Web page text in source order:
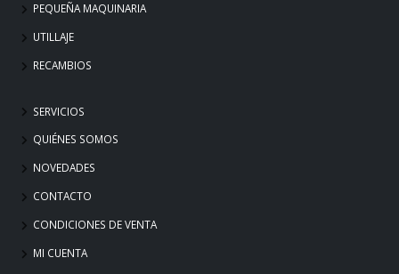
PEQUEÑA MAQUINARIA
UTILLAJE
RECAMBIOS
SERVICIOS
QUIÉNES SOMOS
NOVEDADES
CONTACTO
CONDICIONES DE VENTA
MI CUENTA